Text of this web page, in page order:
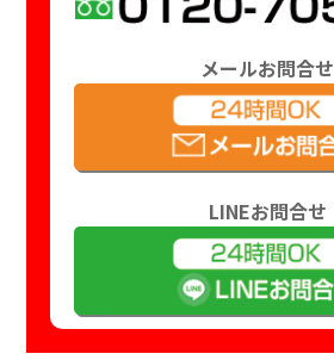
メールお問合せ
LINEお問合せ